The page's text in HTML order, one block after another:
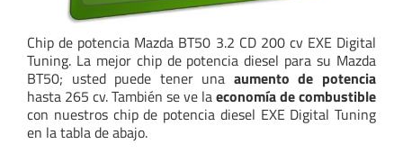
Chip de potencia Mazda BT50 3.2 CD 200 cv EXE Digital
Tuning. La mejor chip de potencia diesel para su Mazda
BT50; usted puede tener una aumento de potencia
hasta 265 cv. También se ve laeconomía de combustible
con nuestros chip de potencia diesel EXE Digital Tuning
en la tabla de abajo.